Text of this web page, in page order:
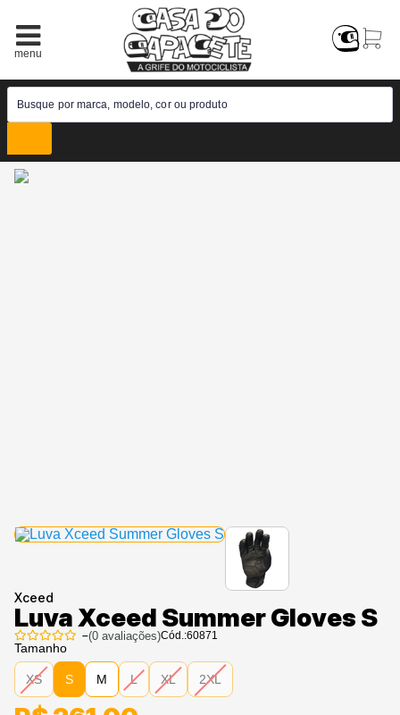
Xceed
Luva Xceed Summer Gloves S
–(0avaliações)Cód.:60871
Tamanho
XS S M L XL 2XL